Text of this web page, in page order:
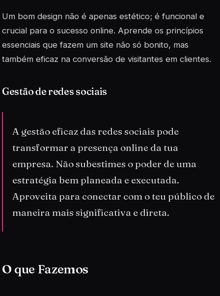
Um bom design não é apenas estético; é funcional e
crucial para o sucesso online. Aprende os princípios
essenciais que fazem um site não só bonito, mas
também eficaz na conversão de visitantes em clientes.
Gestão de redes sociais
A gestão eficaz das redes sociais pode
transformar a presença online da tua
empresa. Não subestimes o poder de uma
estratégia bem planeada e executada.
Aproveita para conectar com o teu público de
maneira mais significativa e direta.
O que Fazemos